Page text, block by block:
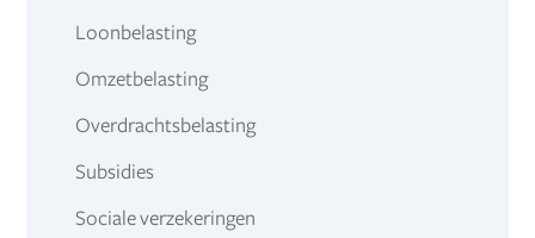
Loonbelasting
Omzetbelasting
Overdrachtsbelasting
Subsidies
Sociale verzekeringen